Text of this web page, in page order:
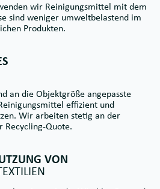
wir Reinigungsmittel mit dem
sind weniger umweltbelastend im
Produkten.
an die Objektgröße angepasste
effizient und
Wir arbeiten stetig an der
Recycling-Quote.
VON